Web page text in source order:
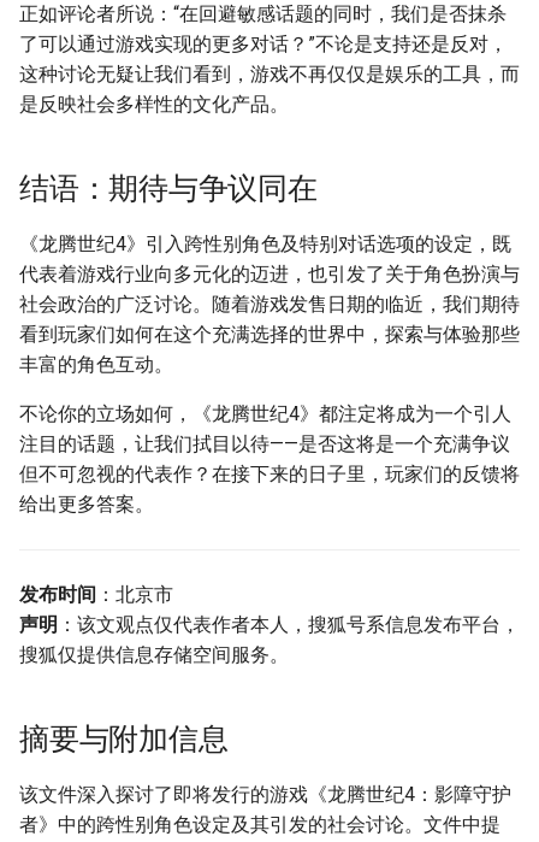
正如评论者所说：“在回避敏感话题的同时，我们是否抹杀
了可以通过游戏实现的更多对话？”不论是支持还是反对，
这种讨论无疑让我们看到，游戏不再仅仅是娱乐的工具，而
是反映社会多样性的文化产品。
结语：期待与争议同在
《龙腾世纪4》引入跨性别角色及特别对话选项的设定，既
代表着游戏行业向多元化的迈进，也引发了关于角色扮演与
社会政治的广泛讨论。随着游戏发售日期的临近，我们期待
看到玩家们如何在这个充满选择的世界中，探索与体验那些
丰富的角色互动。
不论你的立场如何，《龙腾世纪4》都注定将成为一个引人
注目的话题，让我们拭目以待——是否这将是一个充满争议
但不可忽视的代表作？在接下来的日子里，玩家们的反馈将
给出更多答案。
发布时间 ：北京市
声明 ：该文观点仅代表作者本人，搜狐号系信息发布平台，
搜狐仅提供信息存储空间服务。
摘要与附加信息
该文件深入探讨了即将发行的游戏《龙腾世纪4：影障守护
者》中的跨性别角色设定及其引发的社会讨论。文件中提